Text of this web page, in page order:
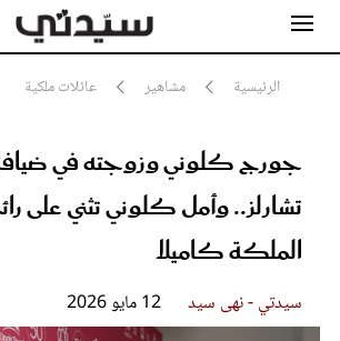
الرئيسية مشاهير عائلات ملكية
جورج كلوني وزوجته في
تشارلز.. وأمل كلوني تثني على
الملكة كاميلا
سيدتي - نهى سيد 12 مايو 2026
مشاهير
أناقة
جمال
سيدتي وطفلك
بلس+